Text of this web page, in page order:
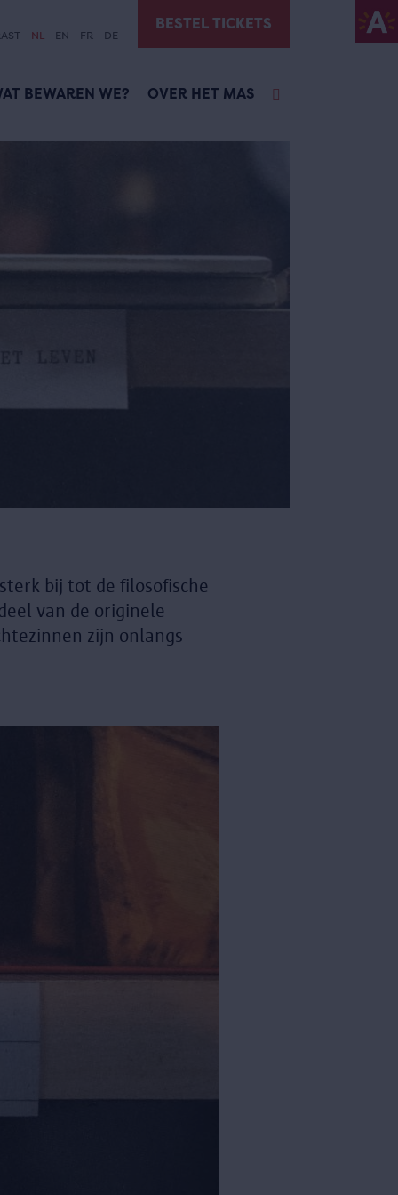
NL EN FR DE
BESTEL TICKETS
BEWAREN WE? OVER HET MAS
bij tot de filosofische
van de originele
zijn onlangs